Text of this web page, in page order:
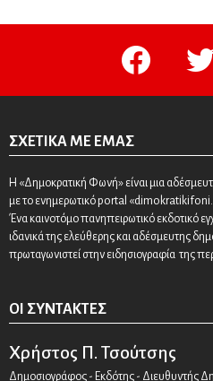
facebook
ΣΧΕΤΙΚΆ ΜΕ ΕΜΆΣ
Η «Δημοκρατική Φωνή» είναι μια
με το ενημερωτικό portal
Ένα καινοτόμο πανηπειρωτικό εκδοτικό
ιδανικά της ελεύθερης και αδέσμευτης
πρωταγωνιστεί στην ειδησιογραφία της
ΟΙ ΣΥΝΤΆΚΤΕΣ
Χρήστος Π. Τσούτσης
Δημοσιογράφος - Εκδότης - Διευθυντής